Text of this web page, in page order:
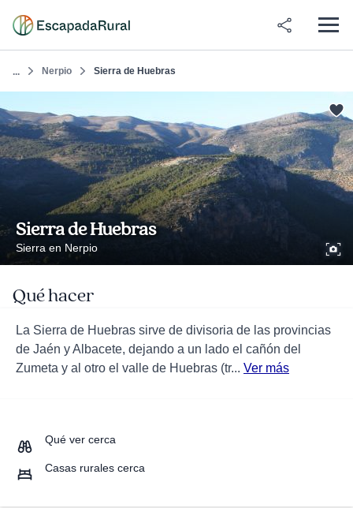
... Nerpio Sierra de Huebras
Sierra de Huebras
Sierra en Nerpio
Qué hacer
La Sierra de Huebras sirve de divisoria de las provincias
de Jaén y Albacete, dejando a un lado el cañón del
Zumeta y al otro el valle de Huebras (tr... Ver más
Qué ver cerca
Casas rurales cerca